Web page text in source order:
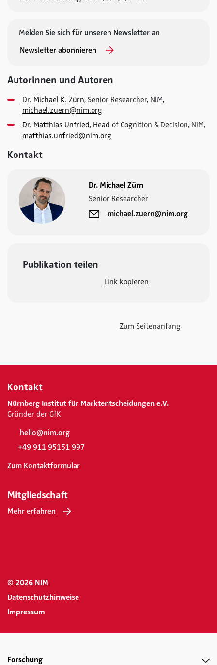
Melden Sie sich für unseren Newsletter an
Newsletter abonnieren
Autorinnen und Autoren
Dr. Michael K. Zürn, Senior Researcher, NIM,
michael.zuern@nim.org
Dr. Matthias Unfried, Head of Cognition & Decision, NIM,
matthias.unfried@nim.org
Kontakt
Dr. Michael Zürn
Senior Researcher
michael.zuern@nim.org
Publikation teilen
Link kopieren
Zum Seitenanfang
Kontakt
Nürnberg Institut für Marktentscheidungen e.V.
Gründer der GfK
hello@nim.org
+49 911 95151 997
Zum Kontaktformular
Mitgliedschaft
Mehr erfahren
© 2026 NIM
Datenschutzhinweise
Impressum
Forschung